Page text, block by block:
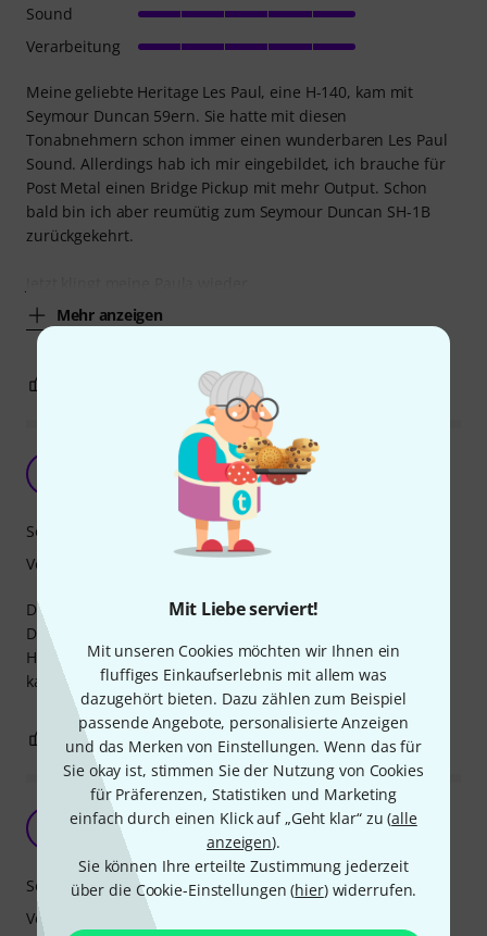
Mit Liebe serviert!
Mit unseren Cookies möchten wir Ihnen ein
fluffiges Einkaufserlebnis mit allem was
dazugehört bieten. Dazu zählen zum Beispiel
passende Angebote, personalisierte Anzeigen
und das Merken von Einstellungen. Wenn das für
Sie okay ist, stimmen Sie der Nutzung von Cookies
für Präferenzen, Statistiken und Marketing
einfach durch einen Klick auf „Geht klar“ zu (alle
anzeigen).
Sie können Ihre erteilte Zustimmung jederzeit
über die Cookie-Einstellungen (hier) widerrufen.
Meine geliebte Heritage Les Paul, eine H-140, kam mit
Seymour Duncan 59ern. Sie hatte mit diesen
Tonabnehmern schon immer einen wunderbaren Les Paul
Sound. Allerdings hab ich mir eingebildet, ich brauche für
Post Metal einen Bridge Pickup mit mehr Output. Schon
bald bin ich aber reumütig zum Seymour Duncan SH-1B
zurückgekehrt.
Mehr anzeigen
Sound
Verarbeitung
BEWERTUNG MELDEN
Lee Paul Sound
Frank aus B. 12.10.2009
Dies ist der Typische Lee Paul Sound sehr fättig und
Dreckiger Sound. 4 Kabel austatung wie Normale
Humbucker. Ich ratte auf die Seymour Duncan Seite, dort
kan man vieles finden wie verkablung und Tonbibliotek
Sound
Verarbeitung
BEWERTUNG MELDEN
nah am Original
Alfred Binder 14.08.2024
Sound
Verarbeitung